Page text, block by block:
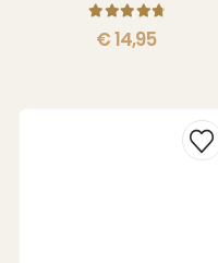
4.83 sur 5
€14,95